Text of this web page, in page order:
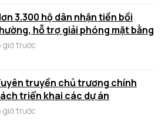
3.300 hộ dân nhận tiền bồi
hỗ trợ giải phóng mặt bằng
giờ trước
truyền chủ trương chính
triển khai các dự án
giờ trước